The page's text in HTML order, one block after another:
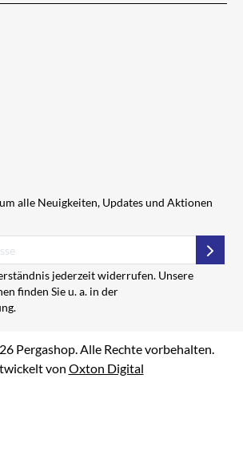
alle Neuigkeiten, Updates und Aktionen
jederzeit widerrufen. Unsere
finden Sie u. a. in der
Pergashop. Alle Rechte vorbehalten.
von Oxton Digital